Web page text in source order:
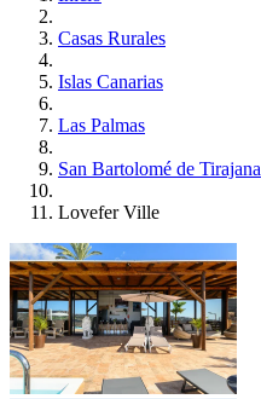
Casas Rurales
Islas Canarias
Las Palmas
San Bartolomé de Tirajana
Lovefer Ville